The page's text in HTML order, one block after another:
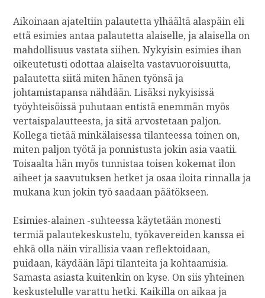
Aikoinaan ajateltiin palautetta ylhäältä alaspäin eli
että esimies antaa palautetta alaiselle, ja alaisella on
mahdollisuus vastata siihen. Nykyisin esimies ihan
oikeutetusti odottaa alaiselta vastavuoroisuutta,
palautetta siitä miten hänen työnsä ja
johtamistapansa nähdään. Lisäksi nykyisissä
työyhteisöissä puhutaan entistä enemmän myös
vertaispalautteesta, ja sitä arvostetaan paljon.
Kollega tietää minkälaisessa tilanteessa toinen on,
miten paljon työtä ja ponnistusta jokin asia vaatii.
Toisaalta hän myös tunnistaa toisen kokemat ilon
aiheet ja saavutuksen hetket ja osaa iloita rinnalla ja
mukana kun jokin työ saadaan päätökseen.
Esimies-alainen -suhteessa käytetään monesti
termiä palautekeskustelu, työkavereiden kanssa ei
ehkä olla näin virallisia vaan reflektoidaan,
puidaan, käydään läpi tilanteita ja kohtaamisia.
Samasta asiasta kuitenkin on kyse. On siis yhteinen
keskustelulle varattu hetki. Kaikilla on aikaa ja